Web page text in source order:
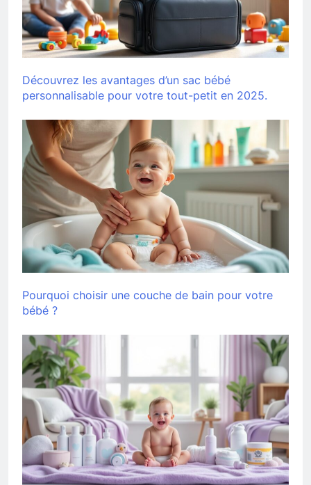
Découvrez les avantages d’un sac bébé
personnalisable pour votre tout-petit en 2025.
Pourquoi choisir une couche de bain pour votre
bébé ?